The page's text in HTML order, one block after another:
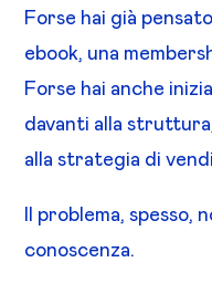
Forse hai già
ebook, una
Forse hai anche
davanti alla
alla strategia di
Il problema, spesso,
conoscenza.